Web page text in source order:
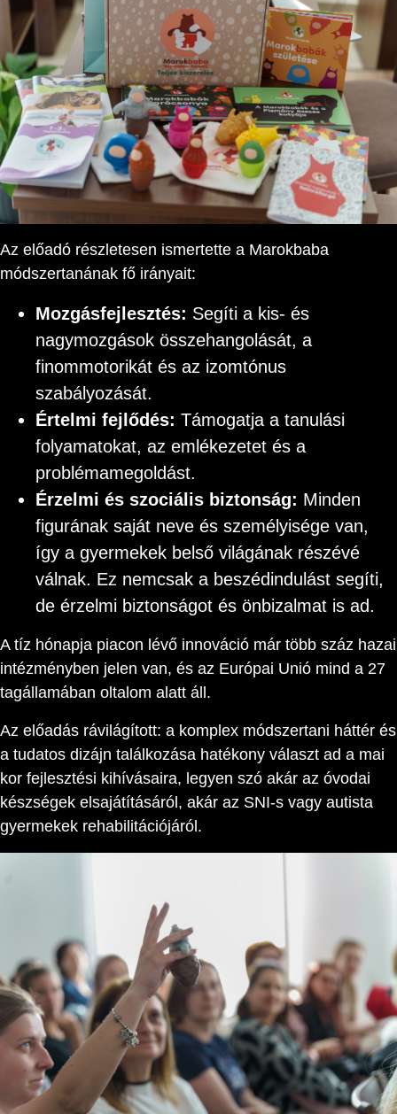
Az előadó részletesen ismertette a Marokbaba
módszertanának fő irányait:
Mozgásfejlesztés: Segíti a kis- és
nagymozgások összehangolását, a
finommotorikát és az izomtónus
szabályozását.
Értelmi fejlődés: Támogatja a tanulási
folyamatokat, az emlékezetet és a
problémamegoldást.
Érzelmi és szociális biztonság: Minden
figurának saját neve és személyisége van,
így a gyermekek belső világának részévé
válnak. Ez nemcsak a beszédindulást segíti,
de érzelmi biztonságot és önbizalmat is ad.
A tíz hónapja piacon lévő innováció már több száz hazai
intézményben jelen van, és az Európai Unió mind a 27
tagállamában oltalom alatt áll.
Az előadás rávilágított: a komplex módszertani háttér és
a tudatos dizájn találkozása hatékony választ ad a mai
kor fejlesztési kihívásaira, legyen szó akár az óvodai
készségek elsajátításáról, akár az SNI-s vagy autista
gyermekek rehabilitációjáról.